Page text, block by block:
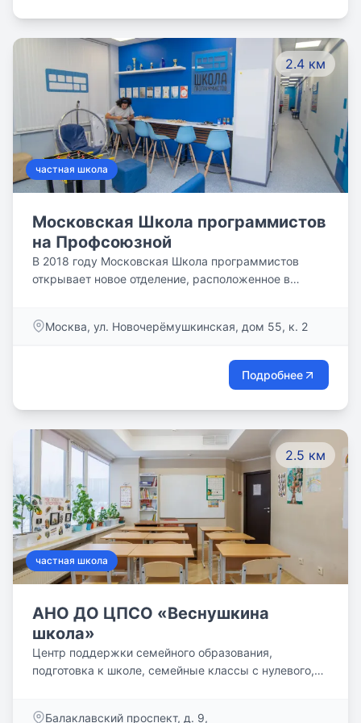
2.4 км
частная школа
Московская Школа программистов
на Профсоюзной
В 2018 году Московская Школа программистов
открывает новое отделение, расположенное в
квадратных метров с пространством для отдыха и
для родителей. 5 комфортных дизайнерских
учебных классов с современными проекторами,
3-10 класс. Теперь еще большее количество ребят
сможет обучаться новым технологиям и основам IT-
Москва, ул. Новочерёмушкинская, дом 55, к. 2
Подробнее
2.5 км
частная школа
АНО ДО ЦПСО «Веснушкина
школа»
Центр поддержки семейного образования,
подготовка к школе, семейные классы с нулевого,
Балаклавский проспект, д. 9,